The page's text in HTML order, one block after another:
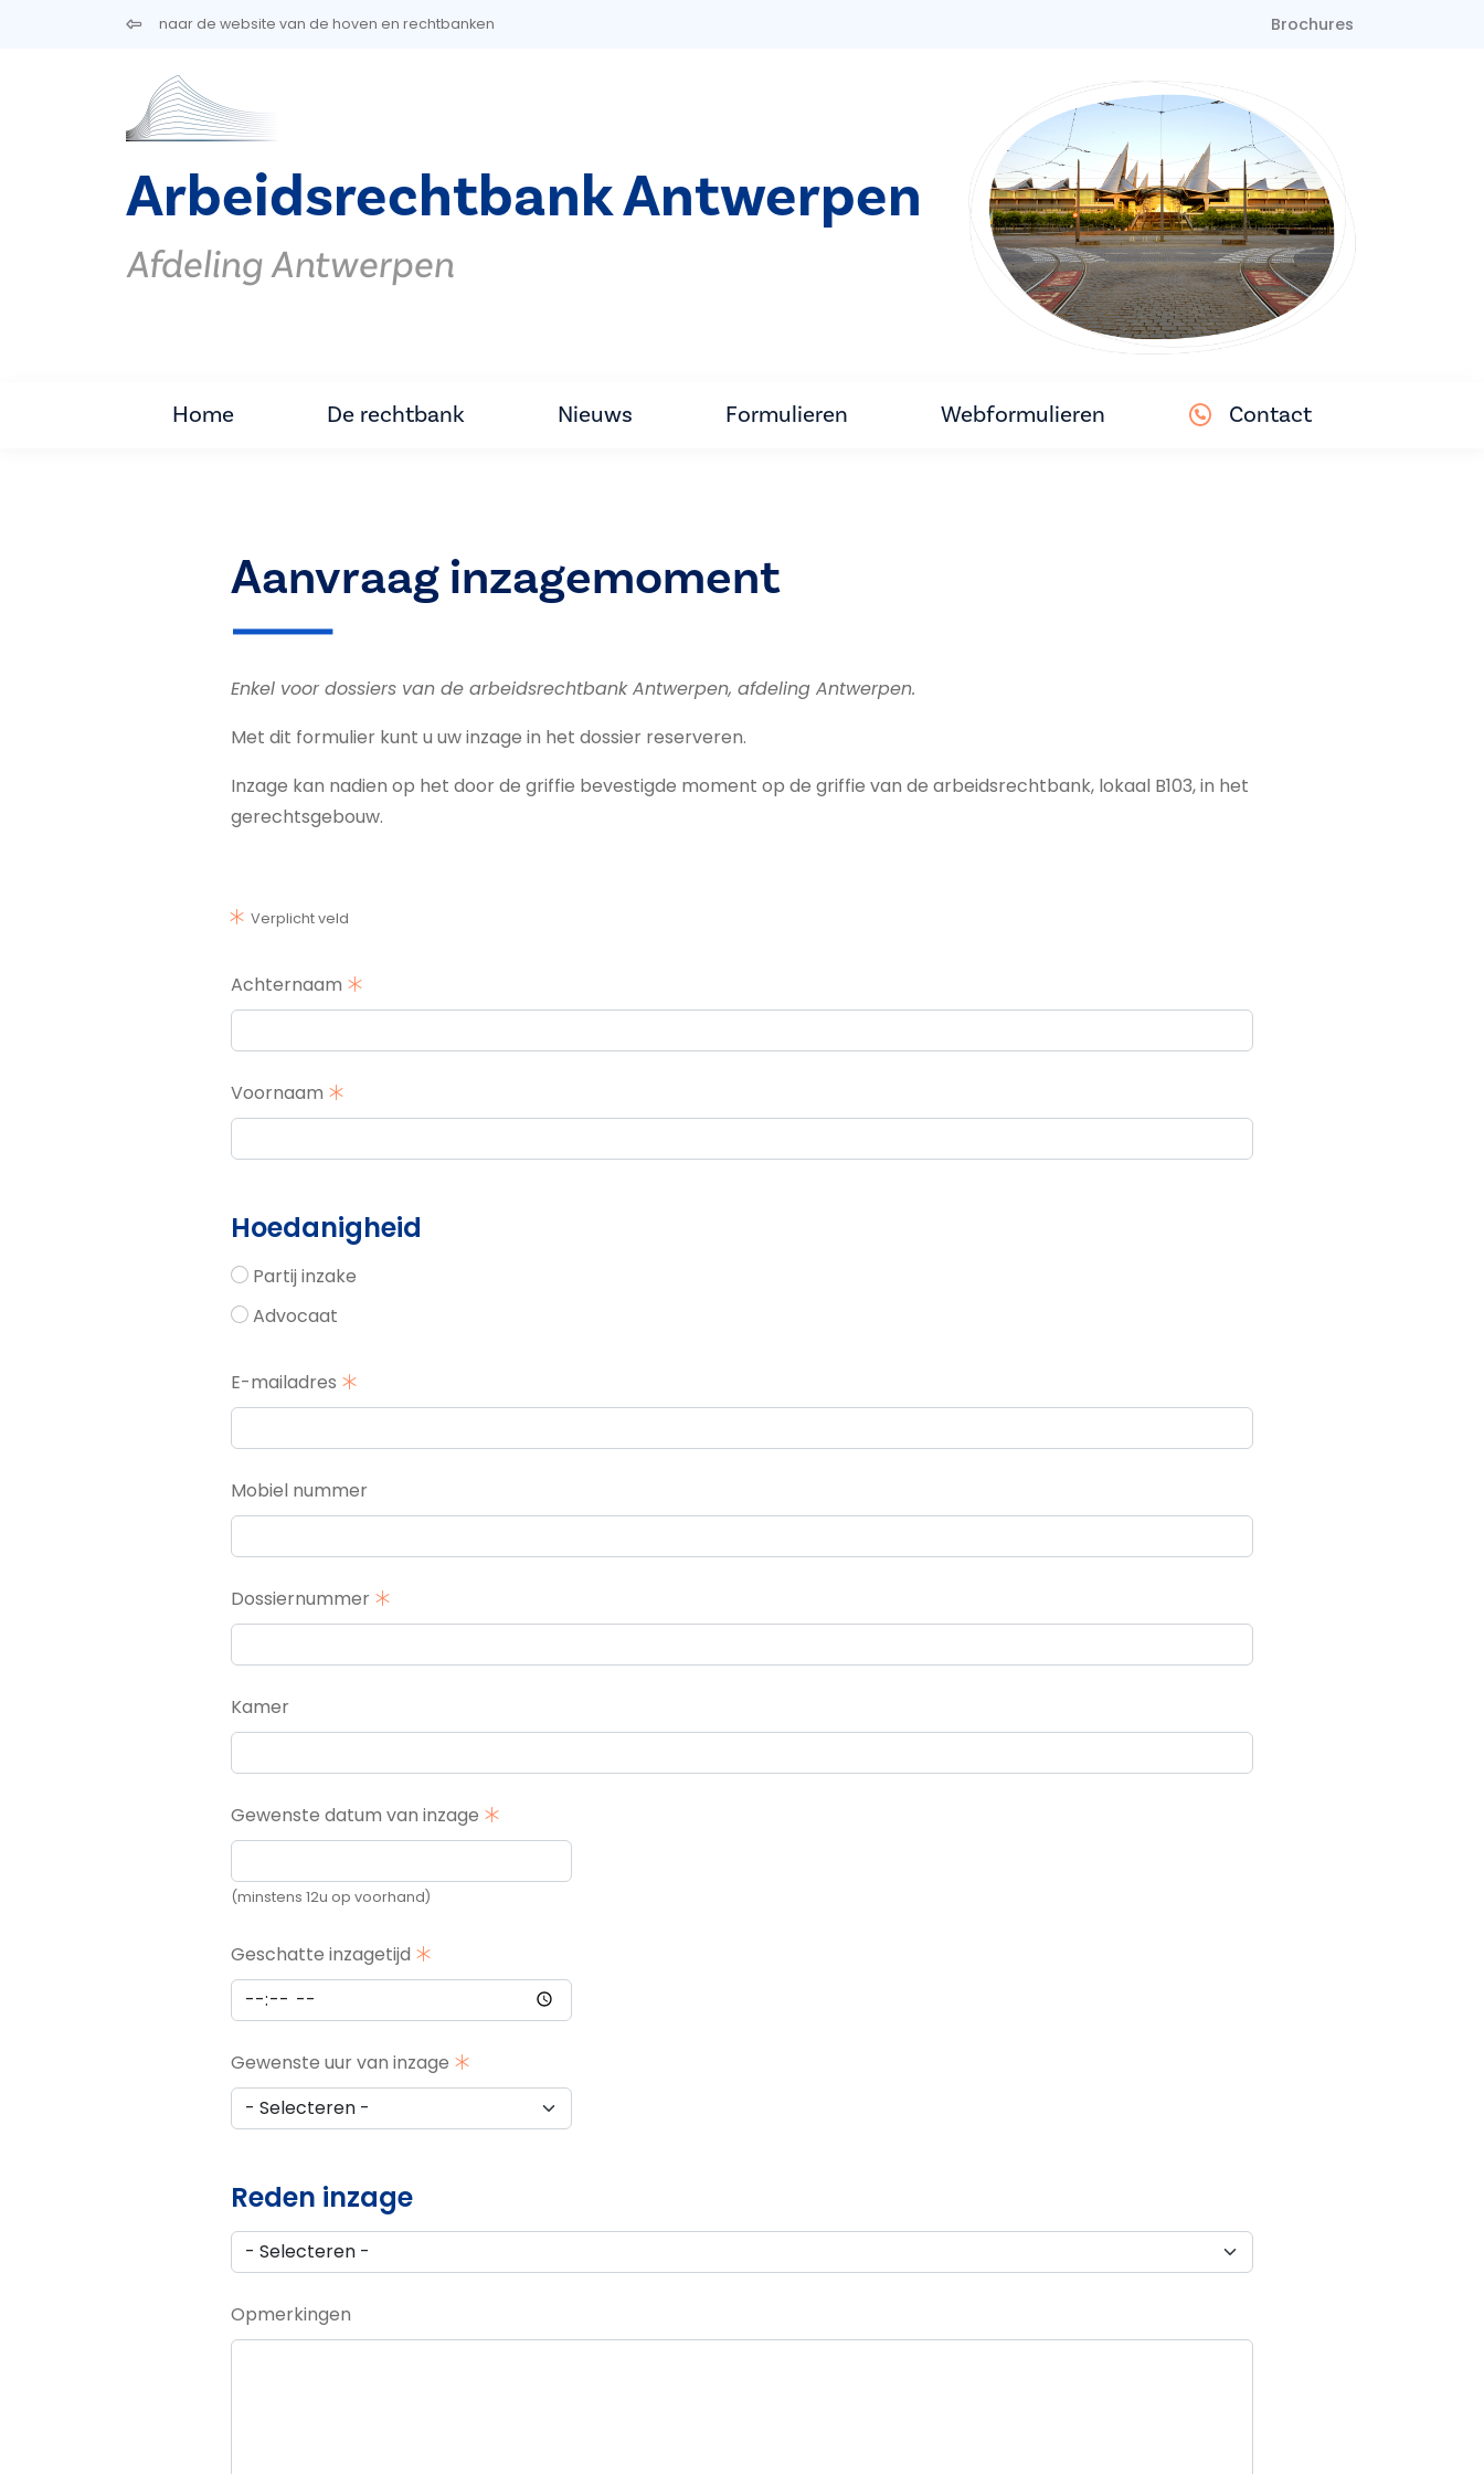
Overslaan en naar de inhoud gaannaar de website van de hoven en rechtbanken Brochures
Arbeidsrechtbank Antwerpen
Afdeling Antwerpen
Home De rechtbank Nieuws Formulieren Webformulieren Contact
Aanvraag inzagemoment
Enkel voor dossiers van de arbeidsrechtbank Antwerpen, afdeling Antwerpen.
Met dit formulier kunt u uw inzage in het dossier reserveren.
Inzage kan nadien op het door de griffie bevestigde moment op de griffie van de arbeidsrechtbank, lokaal B103, in het
gerechtsgebouw.
Verplicht veld
Achternaam
Voornaam
Hoedanigheid
Partij inzake
Advocaat
E-mailadres
Mobiel nummer
Dossiernummer
Kamer
Gewenste datum van inzage
(minstens 12u op voorhand)
Geschatte inzagetijd
Gewenste uur van inzage
Reden inzage
Reden inzage
Opmerkingen